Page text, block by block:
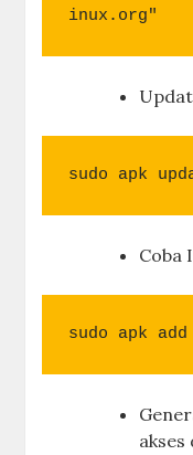
inux.org"
sudo apk
Coba
sudo apk